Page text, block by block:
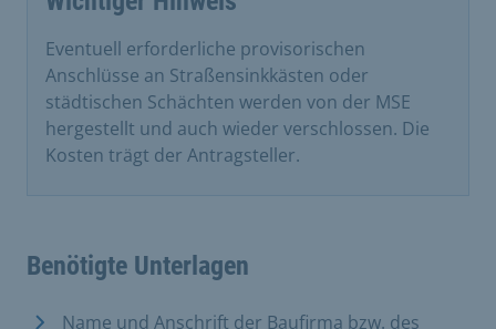
​Eventuell erforderliche provisorischen
Anschlüsse an Straßensinkkästen oder
städtischen Schächten werden von der MSE
hergestellt und auch wieder verschlossen. Die
Kosten trägt der Antragsteller.
Benötigte Unterlagen
Name und Anschrift der Baufirma bzw. des